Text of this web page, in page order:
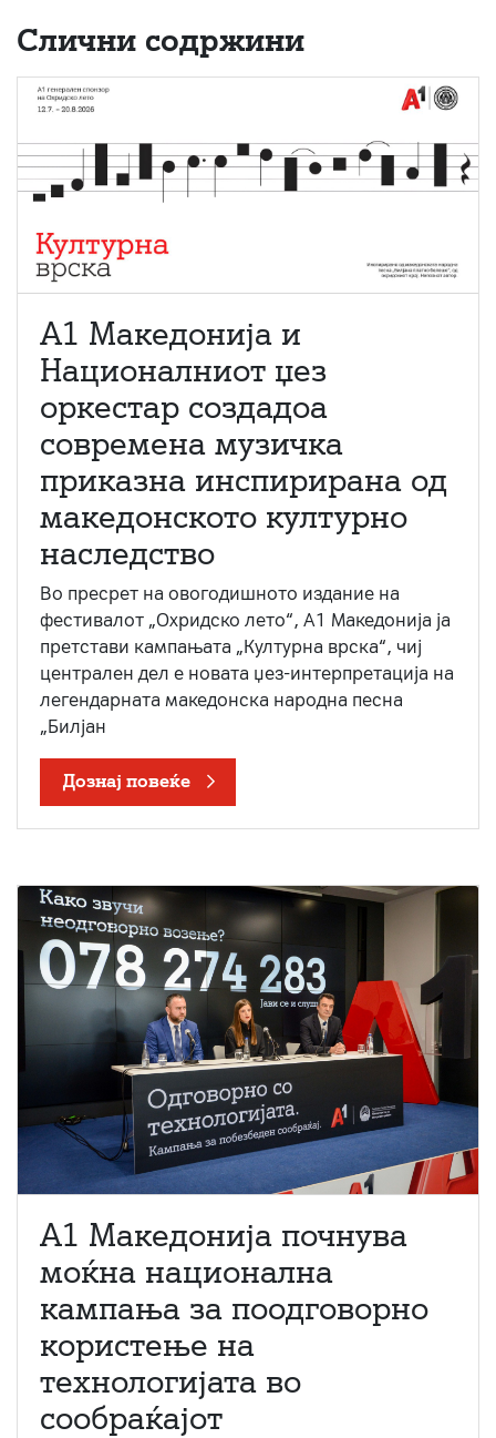
Слични содржини
А1 Македонија и
Националниот џез
оркестар создадоа
современа музичка
приказна инспирирана од
македонското културно
наследство
Во пресрет на овогодишното издание на
фестивалот „Охридско лето“, А1 Македонија ја
претстави кампањата „Културна врска“, чиј
централен дел е новата џез-интерпретација на
легендарната македонска народна песна
„Билјан
Дознај повеќе
A1 Македонија почнува
моќна национална
кампања за поодговорно
користење на
технологијата во
сообраќајот